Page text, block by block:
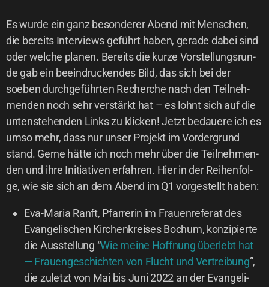
Es wur­de ein ganz beson­de­rer Abend mit Men­schen,
die bereits Inter­views geführt haben, gera­de dabei sind
oder wel­che pla­nen. Bereits die kur­ze Vor­stel­lungs­run­
de gab ein beein­dru­cken­des Bild, das sich bei der
soeben durch­ge­führ­ten Recher­che nach den Teil­neh­
men­den noch sehr ver­stärkt hat – es lohnt sich auf die
unten­ste­hen­den Links zu kli­cken! Jetzt bedaue­re ich es
umso mehr, dass nur unser Pro­jekt im Vor­der­grund
stand. Ger­ne hät­te ich noch mehr über die Teil­neh­men­
den und ihre Initia­ti­ven erfah­ren. Hier in der Rei­hen­fol­
ge, wie sie sich an dem Abend im Q1 vor­ge­stellt haben:
Eva-Maria Ranft, Pfar­re­rin im Frau­en­re­fe­rat des
Evan­ge­li­schen Kir­chen­krei­ses Bochum, kon­zi­pier­te
die Aus­stel­lung “Wie mei­ne Hoff­nung über­lebt hat
— Frau­en­ge­schich­ten von Flucht und Ver­trei­bung”,
die zuletzt von Mai bis Juni 2022 an der Evan­ge­li­